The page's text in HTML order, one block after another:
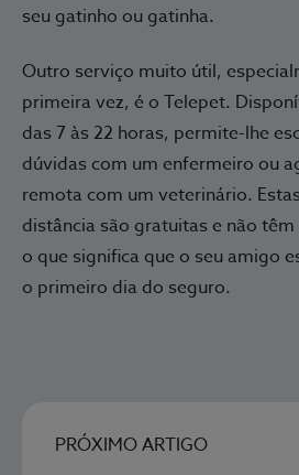
seu gatinho ou gatinha.
Outro serviço muito útil,
primeira vez, é o Telepet.
das 7 às 22 horas, permite-lhe
dúvidas com um enfermeiro ou
remota com um veterinário.
distância são gratuitas e não
o que significa que o seu amigo
o primeiro dia do seguro.
PRÓXIMO ARTIGO